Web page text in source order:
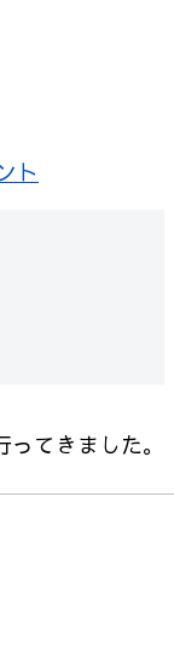
ト
てきました。